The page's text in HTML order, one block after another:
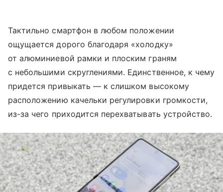
Тактильно смартфон в любом положении
ощущается дорого благодаря «холодку»
от алюминиевой рамки и плоским граням
с небольшими скруглениями. Единственное, к чему
придется привыкать — к слишком высокому
расположению качельки регулировки громкости,
из-за чего приходится перехватывать устройство.